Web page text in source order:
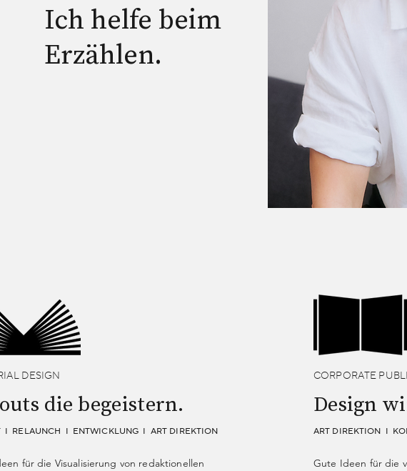
Ich helfe beim
Erzählen.
DESIGN
die begeistern.
I RELAUNCH I ENTWICKLUNG I ART DIREKTION
für die Visualisierung von redaktionellen
CORPORATE
Design
ART DIREKTION I
Gute Ideen für die